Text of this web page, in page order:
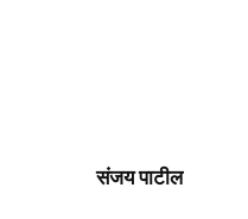
) संजय पाटील